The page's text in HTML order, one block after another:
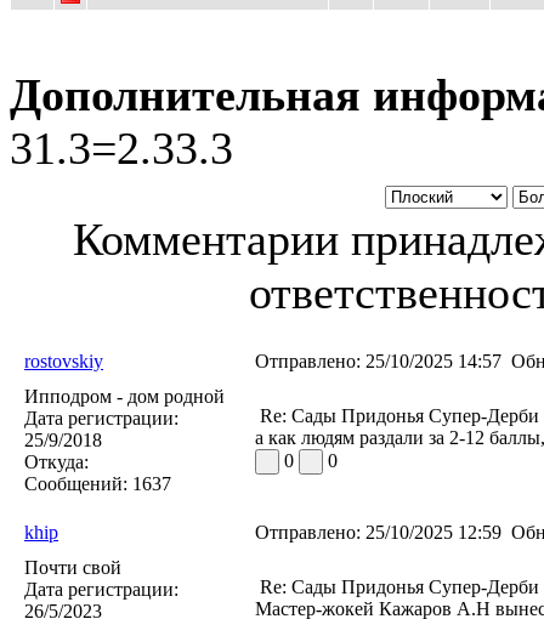
Дополнительная
31.3=2.33.3
Комментарии
rostovskiy Отправлено: 25/10/2025 14:57
Ипподром - дом родной
Дата регистрации:
25/9/2018
Откуда:
Сообщений: 1637
Re: Сады Придонья Супер-Дерби
а как людям раздали за 2-12
0
0
khip Отправлено: 25/10/2025 12:59
Почти свой
Дата регистрации:
26/5/2023
Re: Сады Придонья Супер-Дерби
Мастер-жокей Кажаров А.Н